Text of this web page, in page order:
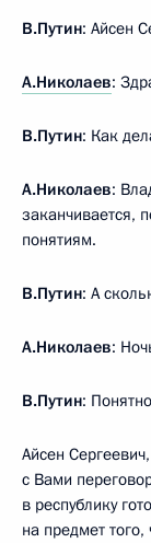
В.Путин: Айсен
А.Николаев:
В.Путин: Как
А.Николаев:
заканчивается,
понятиям.
В.Путин: А
А.Николаев:
В.Путин:
Айсен
с Вами
в республику
на предмет